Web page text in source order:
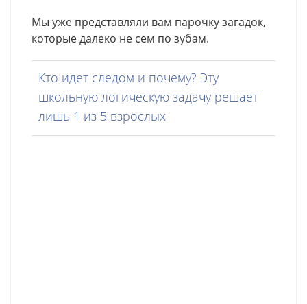
Мы уже представляли вам парочку загадок,
которые далеко не сем по зубам.
Кто идет следом и почему? Эту
школьную логическую задачу решает
лишь 1 из 5 взрослых